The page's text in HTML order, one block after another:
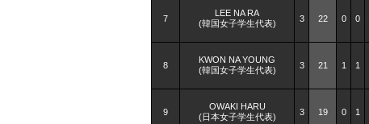
7
LEE NA RA
(韓国女子学生代表)
3 22 0 0
8
KWON NA YOUNG
(韓国女子学生代表)
3 21 1 1
9
OWAKI HARU
(日本女子学生代表)
3 19 0 1